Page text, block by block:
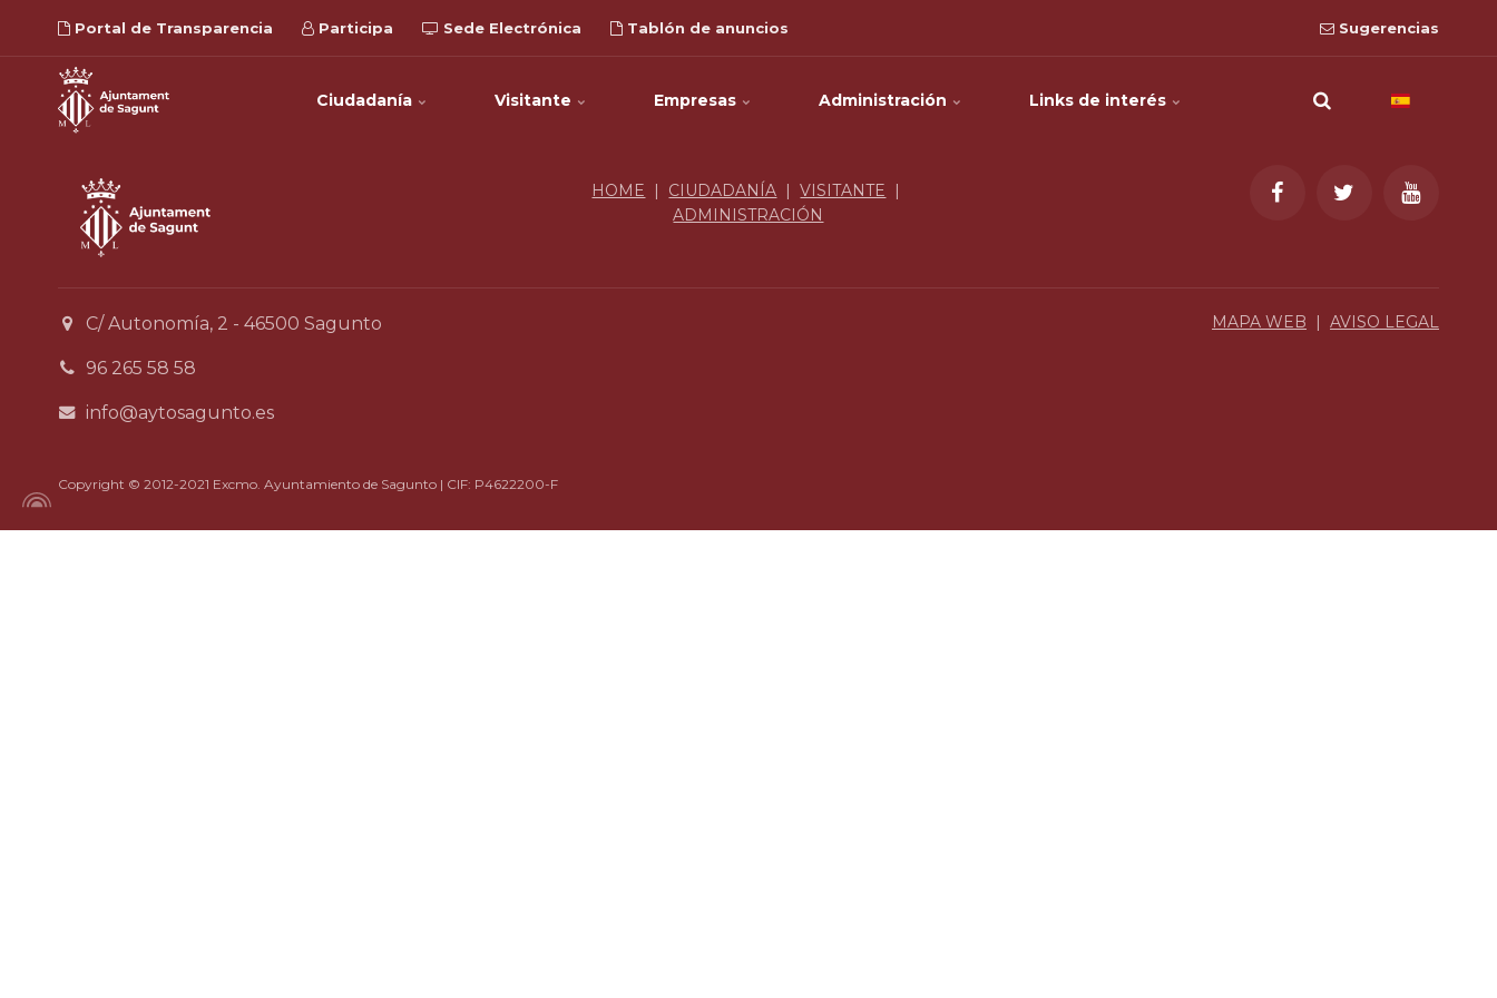
Portal de Transparencia Participa Sede Electrónica Tablón de anuncios Sugerencias
Ciudadanía Visitante Empresas Administración Links de interés
HOME | CIUDADANÍA |VISITANTE |
ADMINISTRACIÓN
C/ Autonomía, 2 - 46500 Sagunto
96 265 58 58
info@aytosagunto.es
MAPA WEB | AVISO LEGAL
Copyright © 2012-2021 Excmo. Ayuntamiento de Sagunto | CIF: P4622200-F